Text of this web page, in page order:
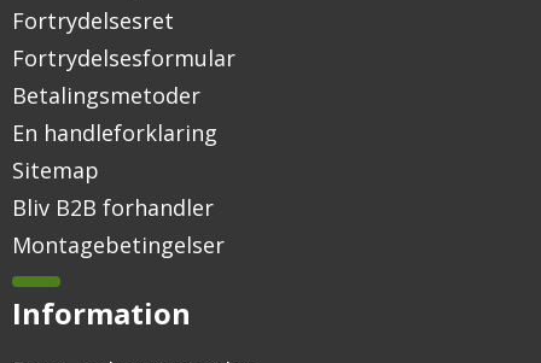
Fortrydelsesret
Fortrydelsesformular
Betalingsmetoder
En handleforklaring
Sitemap
Bliv B2B forhandler
Montagebetingelser
Information